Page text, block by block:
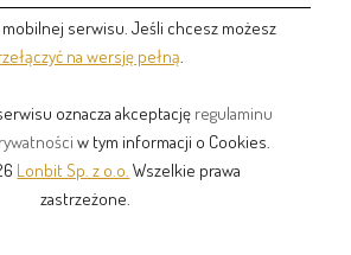
mobilnej serwisu. Jeśli chcesz możesz
na wersję pełną
oznacza akceptację regulaminu
w tym informacji o Cookies.
Lonbit Sp. z o.o. Wszelkie prawa
zastrzeżone.